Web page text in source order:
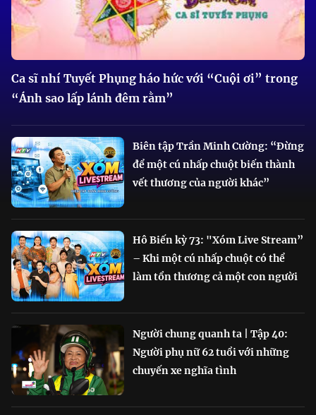
Ca sĩ nhí Tuyết Phụng háo hức với “Cuội ơi” trong
“Ánh sao lấp lánh đêm rằm”
Biên tập Trần Minh Cường: “Đừng
để một cú nhấp chuột biến thành
vết thương của người khác”
Hô Biến kỳ 73: "Xóm Live Stream”
– Khi một cú nhấp chuột có thể
làm tổn thương cả một con người
Người chung quanh ta | Tập 40:
Người phụ nữ 62 tuổi với những
chuyến xe nghĩa tình